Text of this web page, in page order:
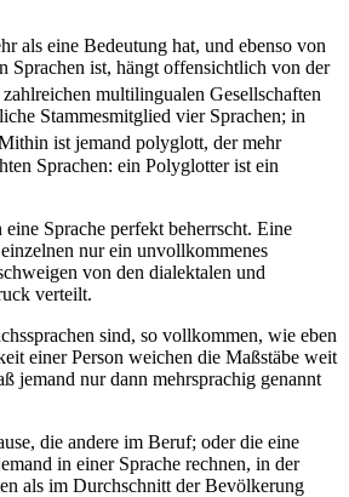
als eine Bedeutung hat, und ebenso von
Sprachen ist, hängt offensichtlich von der
multilingualen Gesellschaften
Stammesmitglied vier Sprachen; in
ist jemand polyglott, der mehr
Sprachen: ein Polyglotter ist ein
Sprache perfekt beherrscht. Eine
nur ein unvollkommenes
von den dialektalen und
verteilt.
sind, so vollkommen, wie eben
einer Person weichen die Maßstäbe weit
jemand nur dann mehrsprachig genannt
die andere im Beruf; oder die eine
in einer Sprache rechnen, in der
als im Durchschnitt der Bevölkerung